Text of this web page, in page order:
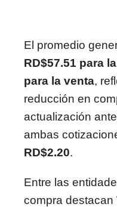
El promedio
RD$57.51 para
para la venta,
reducción en
actualización
ambas
RD$2.20.
Entre las
compra destacan